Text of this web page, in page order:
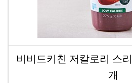
비비드키친 저칼로리 스
개